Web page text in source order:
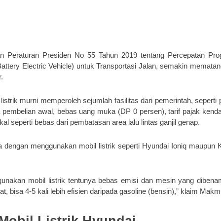
Presiden No 55 Tahun 2019 tentang Percepatan
Electric Vehicle) untuk Transportasi Jalan, semakin
murni memperoleh sejumlah fasilitas dari pemerintah, seperti
awal, bebas uang muka (DP 0 persen), tarif pajak
seperti bebas dari pembatasan area lalu lintas ganjil genap.
menggunakan mobil listrik seperti Hyundai Ioniq maupun
mobil listrik tentunya bebas emisi dan mesin yang
bisa 4-5 kali lebih efisien daripada gasoline (bensin),” klaim